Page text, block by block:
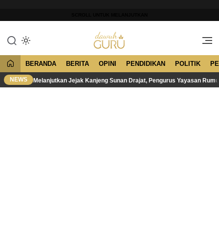
konten
Dawuh Guru
Merawat Tradisi, Membangun
BERANDA BERITA OPINI PENDIDIKAN POLITIK
NEWS Melanjutkan Jejak Kanjeng Sunan Drajat, Pengurus Yayasan